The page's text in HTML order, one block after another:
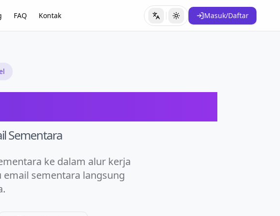
FAQ Kontak Ubah Bahasa
Ubah TemaMasuk/Daftar
Sementara
ke dalam alur kerja
email sementara langsung